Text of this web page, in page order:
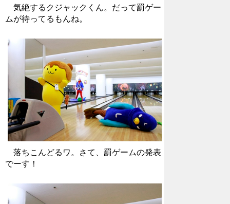
気絶するクジャックくん。だって罰ゲー
ムが待ってるもんね。
落ちこんどるワ。
さて、罰ゲームの発表
でーす！